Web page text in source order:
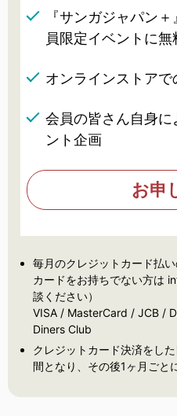
『サンガジャパン
員限定イベントに無
オンラインストアで
会員の皆さん自身
ント企画
お申
毎月のクレジットカード払
カードをお持ちでない方は
談ください）
VISA / MasterCard / JCB /
Diners Club
クレジットカード決済をし
間となり、その後1ヶ月ごと